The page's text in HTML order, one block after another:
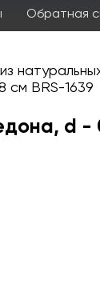
Обратная
см BRS-1639
d -